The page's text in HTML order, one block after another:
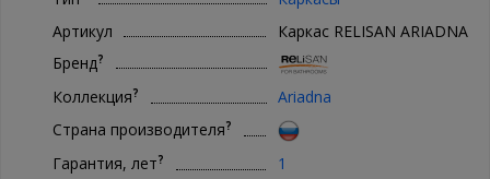
Артикул
Каркас RELISAN ARIADNA
Бренд?
Коллекция?
Ariadna
Страна производителя?
Гарантия, лет? 1